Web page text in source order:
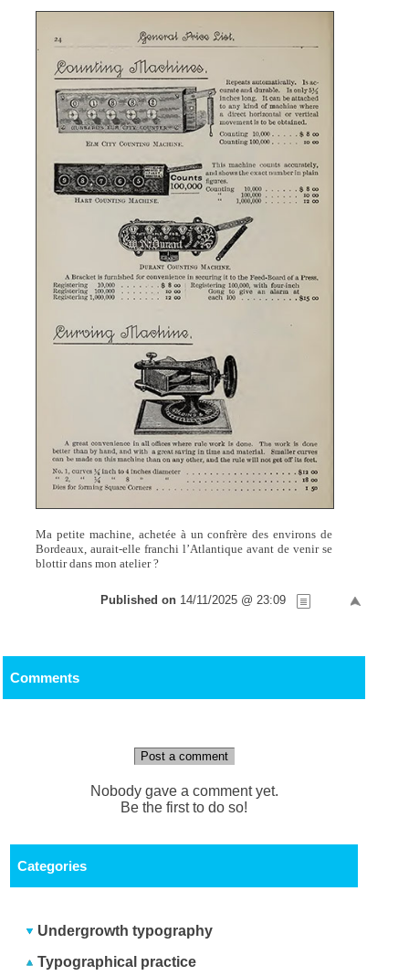
Ma petite machine, achetée à un confrère des environs de
Bordeaux, aurait-elle franchi l’Atlantique avant de venir se
blottir dans mon atelier ?
Published on 14/11/2025 @ 23:09
Comments
Post a comment
Nobody gave a comment yet.
Be the first to do so!
Categories
Undergrowth typography
Typographical practice